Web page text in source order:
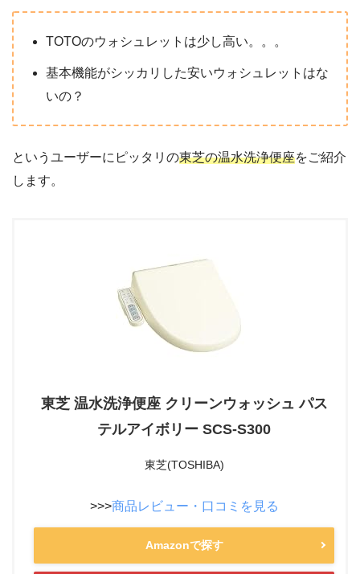
TOTOのウォシュレットは少し高い。。。
基本機能がシッカリした安いウォシュレットはな
いの？
というユーザーにピッタリの東芝の温水洗浄便座をご紹介
します。
東芝 温水洗浄便座 クリーンウォッシュ パス
テルアイボリー SCS-S300
東芝(TOSHIBA)
>>>商品レビュー・口コミを見る
Amazonで探す